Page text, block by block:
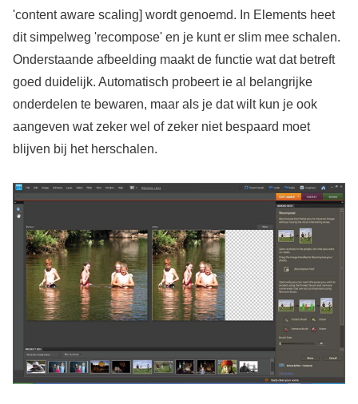
'content aware scaling] wordt genoemd. In Elements heet
dit simpelweg 'recompose' en je kunt er slim mee schalen.
Onderstaande afbeelding maakt de functie wat dat betreft
goed duidelijk. Automatisch probeert ie al belangrijke
onderdelen te bewaren, maar als je dat wilt kun je ook
aangeven wat zeker wel of zeker niet bespaard moet
blijven bij het herschalen.